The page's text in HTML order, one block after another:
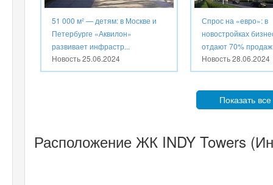
51 000 м² — детям: в Москве и
Петербурге «Аквилон»
развивает инфрастр...
Новость25.06.2024
Спрос на «евро»: в
новостройках
отдают 70%
Новость28.06.2024
Показать
Расположение ЖК INDY Towers